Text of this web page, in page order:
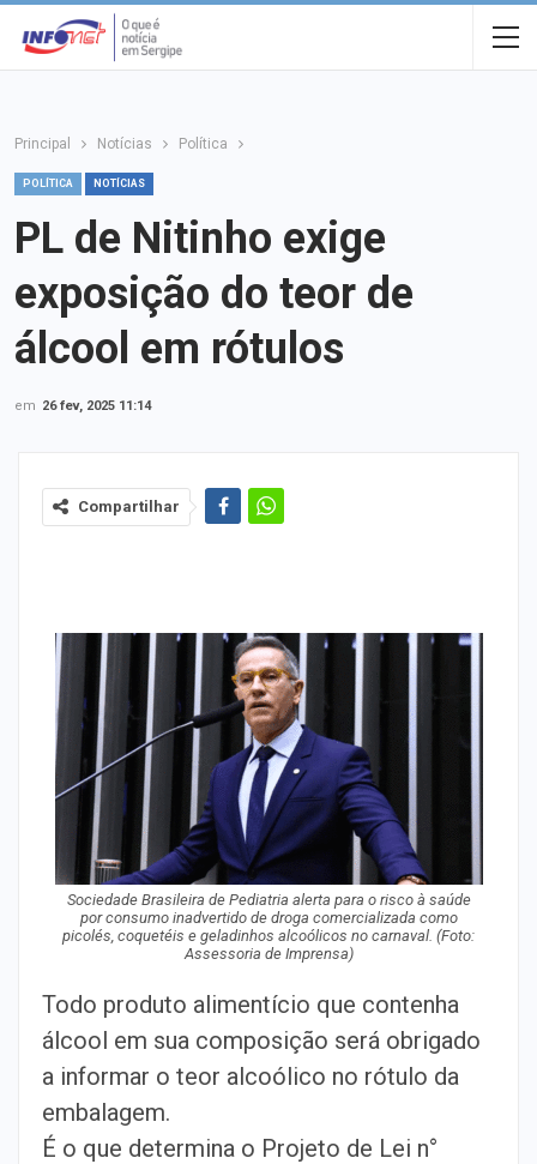
Principal Notícias Política
POLÍTICA NOTÍCIAS
PL de Nitinho exige
exposição do teor de
álcool em rótulos
em 26 fev, 2025 11:14
Compartilhar
Sociedade Brasileira de Pediatria alerta para o risco à saúde
por consumo inadvertido de droga comercializada como
picolés, coquetéis e geladinhos alcoólicos no carnaval. (Foto:
Assessoria de Imprensa)
Todo produto alimentício que contenha
álcool em sua composição será obrigado
a informar o teor alcoólico no rótulo da
embalagem.
É o que determina o Projeto de Lei n°